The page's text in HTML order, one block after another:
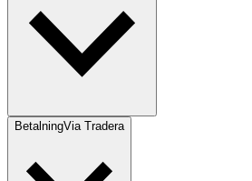
BetalningVia Tradera